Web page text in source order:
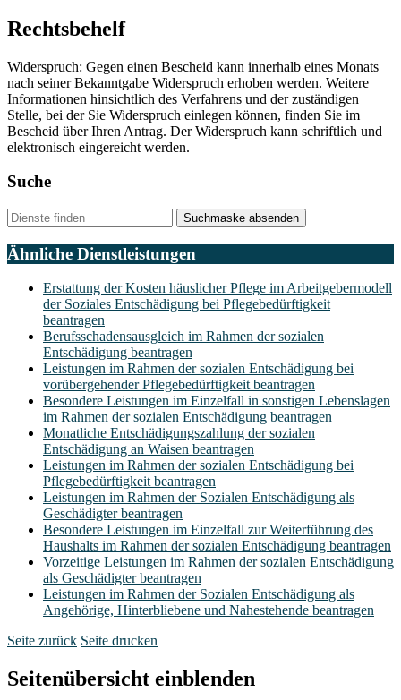
Rechtsbehelf
Widerspruch: Gegen einen Bescheid kann innerhalb eines Monats
nach seiner Bekanntgabe Widerspruch erhoben werden. Weitere
Informationen hinsichtlich des Verfahrens und der zuständigen
Stelle, bei der Sie Widerspruch einlegen können, finden Sie im
Bescheid über Ihren Antrag. Der Widerspruch kann schriftlich und
elektronisch eingereicht werden.
Suche
Suchmaske absenden
Ähnliche Dienstleistungen
Erstattung der Kosten häuslicher Pflege im Arbeitgebermodell
der Soziales Entschädigung bei Pflegebedürftigkeit
beantragen
Berufsschadensausgleich im Rahmen der sozialen
Entschädigung beantragen
Leistungen im Rahmen der sozialen Entschädigung bei
vorübergehender Pflegebedürftigkeit beantragen
Besondere Leistungen im Einzelfall in sonstigen Lebenslagen
im Rahmen der sozialen Entschädigung beantragen
Monatliche Entschädigungszahlung der sozialen
Entschädigung an Waisen beantragen
Leistungen im Rahmen der sozialen Entschädigung bei
Pflegebedürftigkeit beantragen
Leistungen im Rahmen der Sozialen Entschädigung als
Geschädigter beantragen
Besondere Leistungen im Einzelfall zur Weiterführung des
Haushalts im Rahmen der sozialen Entschädigung beantragen
Vorzeitige Leistungen im Rahmen der sozialen Entschädigung
als Geschädigter beantragen
Leistungen im Rahmen der Sozialen Entschädigung als
Angehörige, Hinterbliebene und Nahestehende beantragen
Seite zurück Seite drucken
Seitenübersicht einblenden